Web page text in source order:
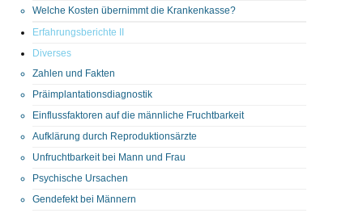
Welche Kosten übernimmt die Krankenkasse?
Erfahrungsberichte II
Diverses
Zahlen und Fakten
Präimplantationsdiagnostik
Einflussfaktoren auf die männliche Fruchtbarkeit
Aufklärung durch Reproduktionsärzte
Unfruchtbarkeit bei Mann und Frau
Psychische Ursachen
Gendefekt bei Männern